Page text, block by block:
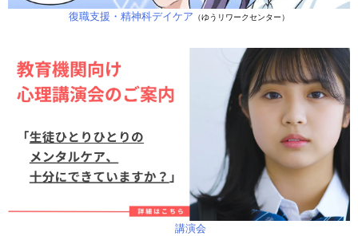
復職支援・精神科デイケア （ゆうリワークセンター）
講演会